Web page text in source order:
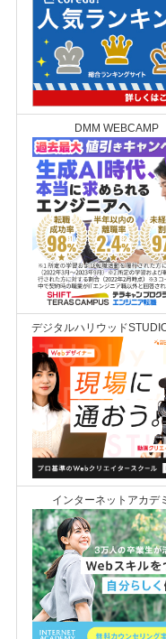
DMM WEBCAMP
デジタルハリウッド
インターネットアカデ